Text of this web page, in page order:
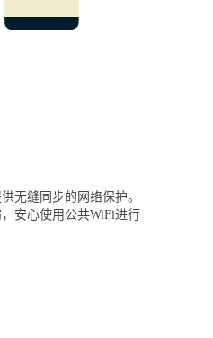
无缝同步的网络保护。
安心使用公共WiFi进行